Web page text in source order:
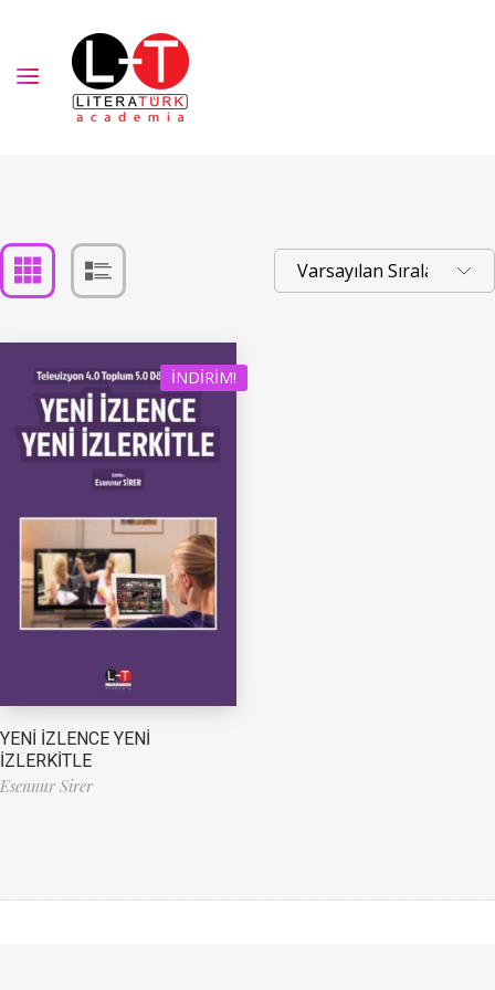
İNDIRIM!
YENİ İZLENCE YENİ
İZLERKİTLE
Esennur Sirer